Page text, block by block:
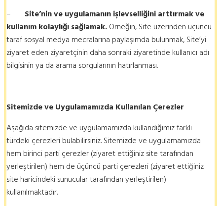
– Site’nin ve uygulamanın işlevselliğini arttırmak ve
kullanım kolaylığı sağlamak.Örneğin, Site üzerinden üçüncü
taraf sosyal medya mecralarına paylaşımda bulunmak, Site’yi
ziyaret eden ziyaretçinin daha sonraki ziyaretinde kullanıcı adı
bilgisinin ya da arama sorgularının hatırlanması.
Sitemizde ve Uygulamamızda Kullanılan Çerezler
Aşağıda sitemizde ve uygulamamızda kullandığımız farklı
türdeki çerezleri bulabilirsiniz. Sitemizde ve uygulamamızda
hem birinci parti çerezler (ziyaret ettiğiniz site tarafından
yerleştirilen) hem de üçüncü parti çerezleri (ziyaret ettiğiniz
site haricindeki sunucular tarafından yerleştirilen)
kullanılmaktadır.